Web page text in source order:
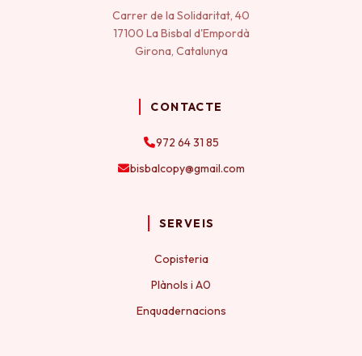
Carrer de la Solidaritat, 40
17100 La Bisbal d'Empordà
Girona, Catalunya
CONTACTE
972 64 31 85
bisbalcopy@gmail.com
SERVEIS
Copisteria
Plànols i A0
Enquadernacions